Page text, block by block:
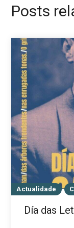
Posts
Actualidade
Día das